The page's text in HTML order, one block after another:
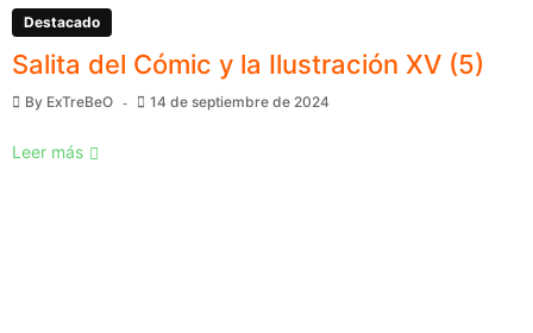
Destacado
Salita del Cómic y la Ilustración XV (5)
By ExTreBeO 14 de septiembre de 2024
Leer más